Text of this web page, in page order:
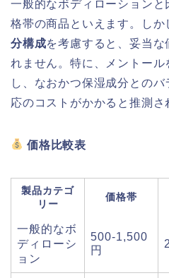
一般的なボディローション
格帯の商品といえます。しか
分構成を考慮すると、妥当
れません。特に、メントー
し、なおかつ保湿成分との
応のコストがかかると推測さ
価格比較表
製品カテゴ
リー
価格帯
一般的なボ
ディローシ
ョン
500-1,500
円